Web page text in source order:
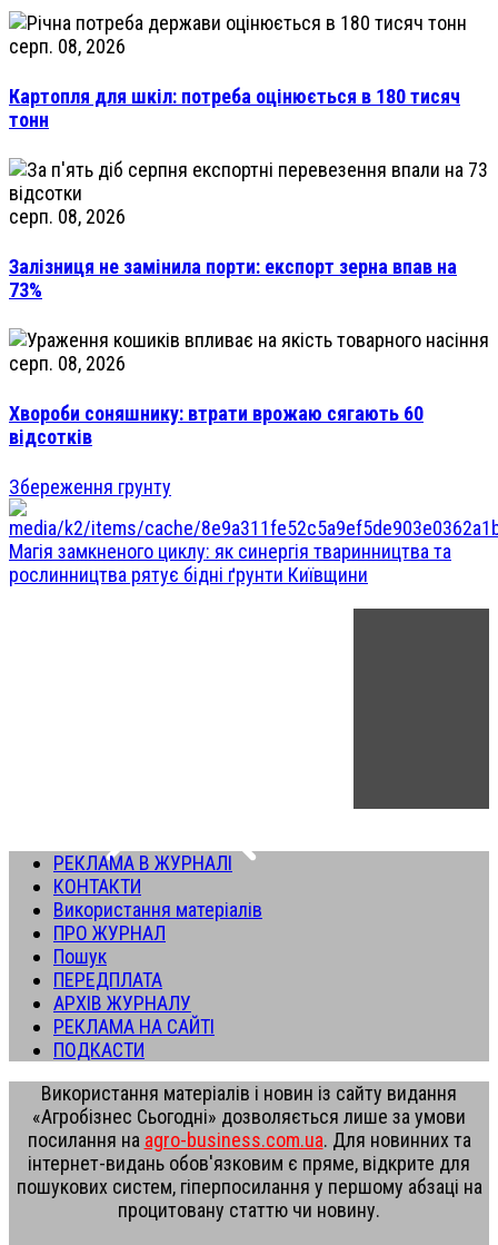
серп. 08, 2026
Картопля для шкіл: потреба оцінюється в 180 тисяч
тонн
серп. 08, 2026
Залізниця не замінила порти: експорт зерна впав на
73%
серп. 08, 2026
Хвороби соняшнику: втрати врожаю сягають 60
відсотків
Збереження грунту
Магія замкненого циклу: як синергія тваринництва та
рослинництва рятує бідні ґрунти Київщини
РЕКЛАМА В ЖУРНАЛІ
КОНТАКТИ
Використання матеріалів
ПРО ЖУРНАЛ
Пошук
ПЕРЕДПЛАТА
АРХІВ ЖУРНАЛУ
РЕКЛАМА НА САЙТІ
ПОДКАСТИ
Використання матеріалів і новин із сайту видання
«Агробізнес Сьогодні» дозволяється лише за умови
посилання на agro-business.com.ua. Для новинних та
інтернет-видань обов'язковим є пряме, відкрите для
пошукових систем, гіперпосилання у першому абзаці на
процитовану статтю чи новину.